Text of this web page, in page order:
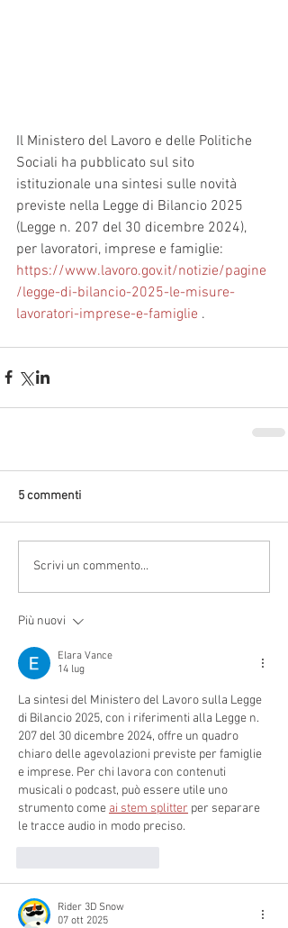
Il Ministero del Lavoro e delle Politiche
Sociali ha pubblicato sul sito
istituzionale una sintesi sulle novità
previste nella Legge di Bilancio 2025
(Legge n. 207 del 30 dicembre 2024),
per lavoratori, imprese e famiglie:
https://www.lavoro.gov.it/notizie/pagine
/legge-di-bilancio-2025-le-misure-
lavoratori-imprese-e-famiglie .
5 commenti
Scrivi un commento...
Più nuovi
Elara Vance
14 lug
La sintesi del Ministero del Lavoro sulla Legge
di Bilancio 2025, con i riferimenti alla Legge n.
207 del 30 dicembre 2024, offre un quadro
chiaro delle agevolazioni previste per famiglie
e imprese. Per chi lavora con contenuti
musicali o podcast, può essere utile uno
strumento come ai stem splitter per separare
le tracce audio in modo preciso.
Rider 3D Snow
07 ott 2025